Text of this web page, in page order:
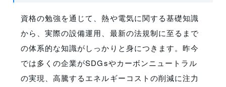
資格の勉強を通じて、熱や電気に関する基礎知識
から、実際の設備運用、最新の法規制に至るまで
の体系的な知識がしっかりと身につきます。昨今
では多くの企業がSDGsやカーボンニュートラル
の実現、高騰するエネルギーコストの削減に注力